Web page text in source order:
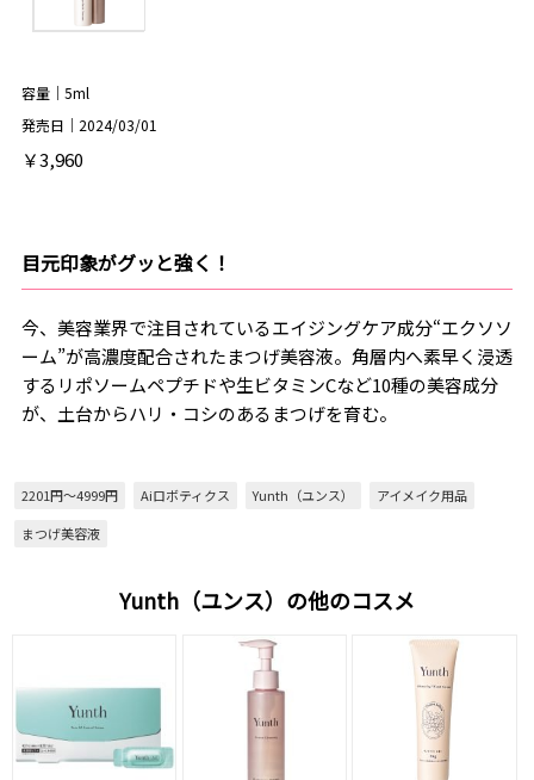
容量｜5ml
発売日｜2024/03/01
￥3,960
目元印象がグッと強く！
今、美容業界で注目されているエイジングケア成分“エクソソ
ーム”が高濃度配合されたまつげ美容液。角層内へ素早く浸透
するリポソームペプチドや生ビタミンCなど10種の美容成分
が、土台からハリ・コシのあるまつげを育む。
2201円～4999円 Aiロボティクス Yunth（ユンス）
アイメイク用品
まつげ美容液
Yunth（ユンス）の他のコスメ